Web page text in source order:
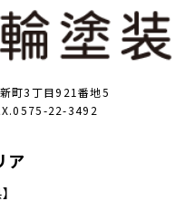
町3丁目921番地5
22-3492
ア